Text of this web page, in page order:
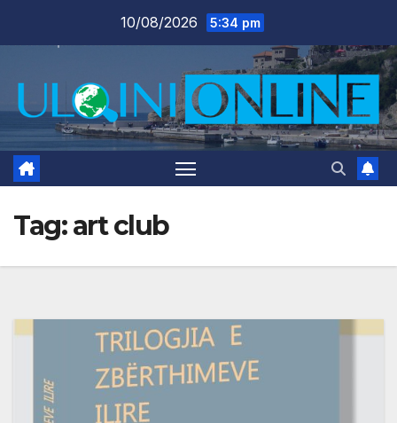
10/08/2026 5:34 pm
Tag:art club